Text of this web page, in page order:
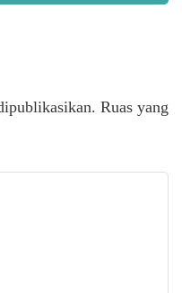
Ruas yang